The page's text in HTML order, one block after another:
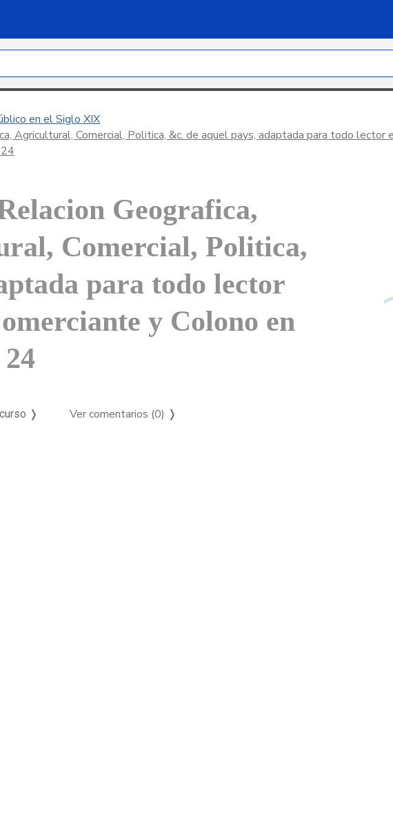
en el Siglo XIX
Agricultural, Comercial, Politica, &c. de aquel pays, adaptada para todo lector
Geografica,
Comercial, Politica,
para todo lector
y Colono en
❭ Ver comentarios (0) ❭